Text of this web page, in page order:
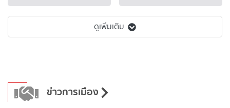
ดูเพิ่มเติม
ข่าวการเมือง